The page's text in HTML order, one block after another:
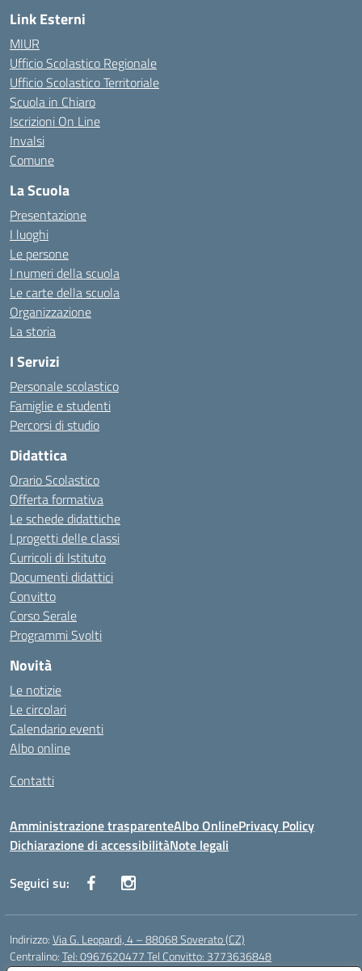
Link Esterni
MIUR
Ufficio Scolastico Regionale
Ufficio Scolastico Territoriale
Scuola in Chiaro
Iscrizioni On Line
Invalsi
Comune
La Scuola
Presentazione
I luoghi
Le persone
I numeri della scuola
Le carte della scuola
Organizzazione
La storia
I Servizi
Personale scolastico
Famiglie e studenti
Percorsi di studio
Didattica
Orario Scolastico
Offerta formativa
Le schede didattiche
I progetti delle classi
Curricoli di Istituto
Documenti didattici
Convitto
Corso Serale
Programmi Svolti
Novità
Le notizie
Le circolari
Calendario eventi
Albo online
Contatti
Amministrazione trasparenteAlbo OnlinePrivacy Policy
Dichiarazione di accessibilitàNote legali
Seguici su:
Indirizzo:Via G. Leopardi, 4 – 88068 Soverato (CZ)
Centralino:Tel: 0967620477 Tel Convitto: 3773636848